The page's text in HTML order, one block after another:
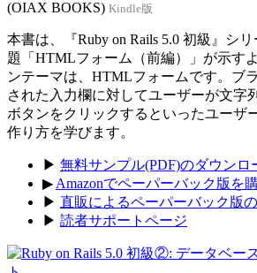
(OIAX BOOKS) Kindle版
本書は、『Ruby on Rails 5.0 初級』シ
題「HTMLフォーム（前編）」が示す
ンテーマは、HTMLフォームです。ブ
された入力欄に対してユーザーが文字
ボタンをクリックするといったユーザ
作り方を学びます。
▶ 無料サンプル(PDF)のダウンロ
▶ Amazonでペーパーバック版を
▶ 直販によるペーパーバック版
▶ 読者サポートページ